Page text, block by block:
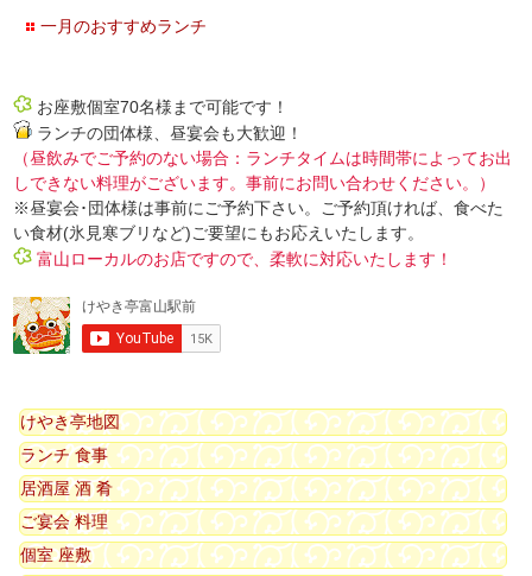
一月のおすすめランチ
お座敷個室70名様まで可能です！
ランチの団体様、昼宴会も大歓迎！
（昼飲みでご予約のない場合：ランチタイムは時間帯によってお出
しできない料理がございます。事前にお問い合わせください。）
※昼宴会･団体様は事前にご予約下さい。ご予約頂ければ、食べた
い食材(氷見寒ブリなど)ご要望にもお応えいたします。
富山ローカルのお店ですので、柔軟に対応いたします！
けやき亭地図
ランチ 食事
居酒屋 酒 肴
ご宴会 料理
個室 座敷